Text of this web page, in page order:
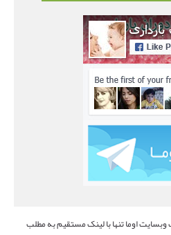
وبسایت اوما تنها با لینک مستقیم به مطلب